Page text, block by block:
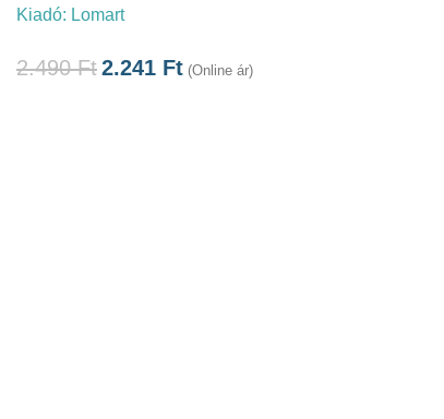
Kiadó: Lomart
2.490Ft2.241 Ft (Online ár)